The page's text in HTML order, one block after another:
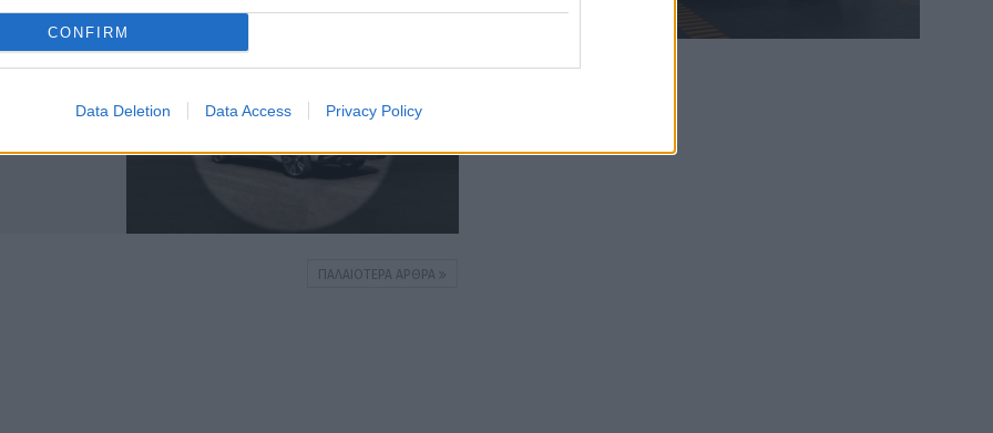
CONFIRM
Data Deletion Data Access Privacy Policy
ΠΑΛΑΙΌΤΕΡΑ ΆΡΘΡΑ
WEB TV